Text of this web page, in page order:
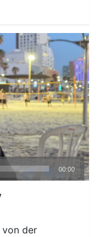
00:00
von der